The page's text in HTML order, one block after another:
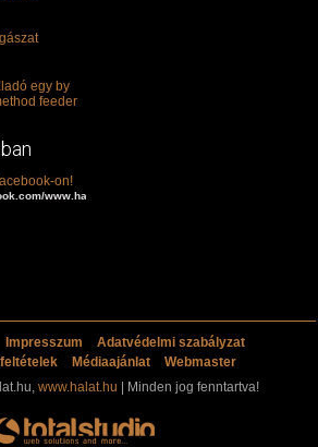
egy by
feeder
on!
www.halat.hu
Impresszum
Adatvédelmi szabályzat
Médiaajánlat
Webmaster
www.halat.hu | Minden jog fenntartva!